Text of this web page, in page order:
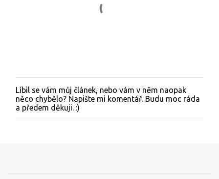
O
k
o
m
a
Líbil se vám můj článek, nebo vám v něm naopak
něco chybělo? Napište mi komentář. Budu moc ráda
a předem děkuji. :)